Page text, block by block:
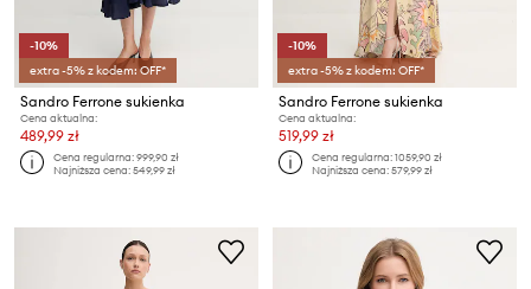
-10%
extra -5% z kodem: OFF*
Sandro Ferrone sukienka
Cena aktualna:
489,99 zł
Cena regularna:999,90 zł
Najniższa cena:549,99 zł
-10%
extra -5% z kodem: OFF*
Sandro Ferrone sukienka
Cena aktualna:
519,99 zł
Cena regularna:1059,90 zł
Najniższa cena:579,99 zł